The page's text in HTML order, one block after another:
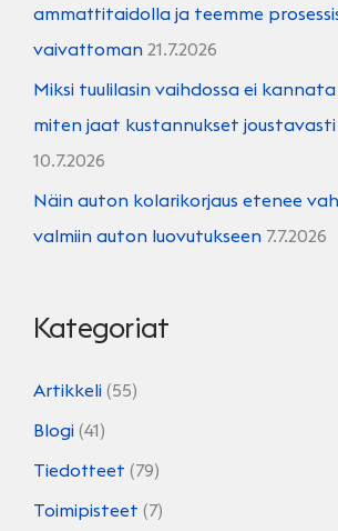
ammattitaidolla ja teemme
vaivattoman 21.7.2026
Miksi tuulilasin vaihdossa ei
miten jaat kustannukset
10.7.2026
Näin auton kolarikorjaus etenee
valmiin auton luovutukseen 7.7.2026
Kategoriat
Artikkeli (55)
Blogi (41)
Tiedotteet (79)
Toimipisteet (7)